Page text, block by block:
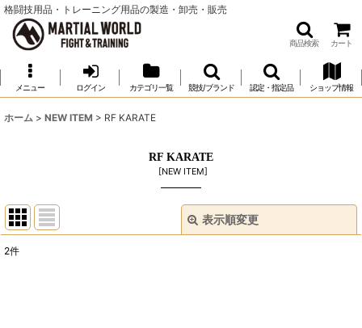
格闘技用品・トレーニング用品の製造・卸売・販売
商品検索 カート
メニュー ログイン カテゴリ一覧 競技/ブランド 認定・指定品 ショップ情報
ホーム > NEW ITEM > RF KARATE
RF KARATE
[NEW ITEM]
表示順変更
2件